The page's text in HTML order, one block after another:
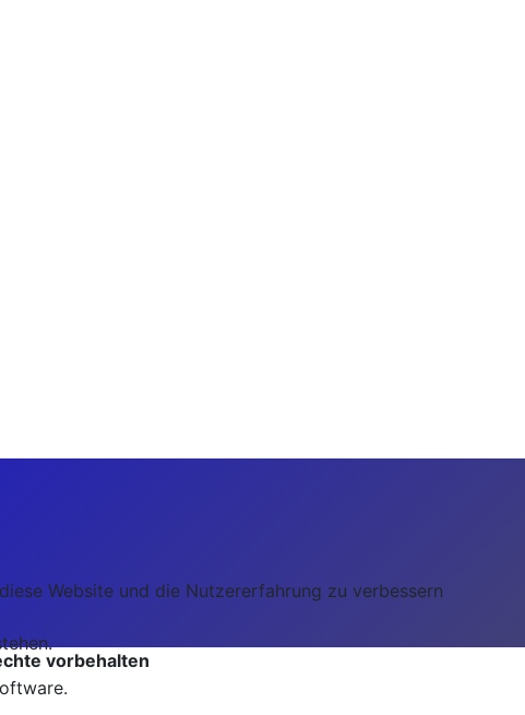
vorbehalten
Website und die Nutzererfahrung zu verbessern